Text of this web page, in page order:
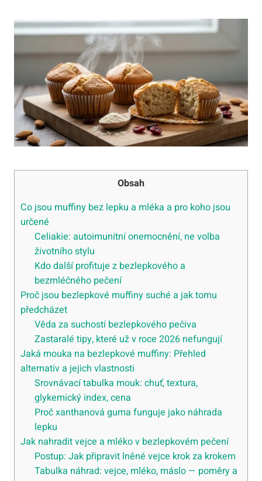
Obsah
Co jsou muffiny bez lepku a mléka a pro koho jsou
určené
Celiakie: autoimunitní onemocnění, ne volba
životního stylu
Kdo další profituje z bezlepkového a
bezmléčného pečení
Proč jsou bezlepkové muffiny suché a jak tomu
předcházet
Věda za suchostí bezlepkového pečiva
Zastaralé tipy, které už v roce 2026 nefungují
Jaká mouka na bezlepkové muffiny: Přehled
alternativ a jejich vlastnosti
Srovnávací tabulka mouk: chuť, textura,
glykemický index, cena
Proč xanthanová guma funguje jako náhrada
lepku
Jak nahradit vejce a mléko v bezlepkovém pečení
Postup: Jak připravit lněné vejce krok za krokem
Tabulka náhrad: vejce, mléko, máslo — poměry a